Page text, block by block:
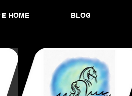
HOME BLOG